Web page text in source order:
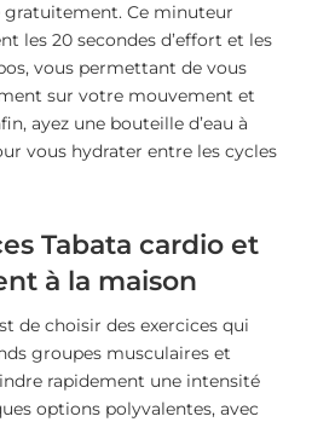
gratuitement. Ce minuteur
les 20 secondes d’effort et les
vous permettant de vous
sur votre mouvement et
ayez une bouteille d’eau à
vous hydrater entre les cycles
Tabata cardio et
à la maison
de choisir des exercices qui
groupes musculaires et
rapidement une intensité
options polyvalentes, avec